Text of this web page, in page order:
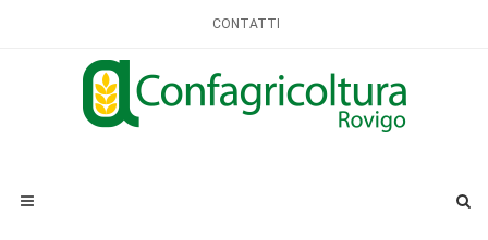
CONTATTI